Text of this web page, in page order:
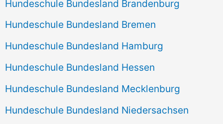
Hundeschule Bundesland Brandenburg
Hundeschule Bundesland Bremen
Hundeschule Bundesland Hamburg
Hundeschule Bundesland Hessen
Hundeschule Bundesland Mecklenburg
Hundeschule Bundesland Niedersachsen